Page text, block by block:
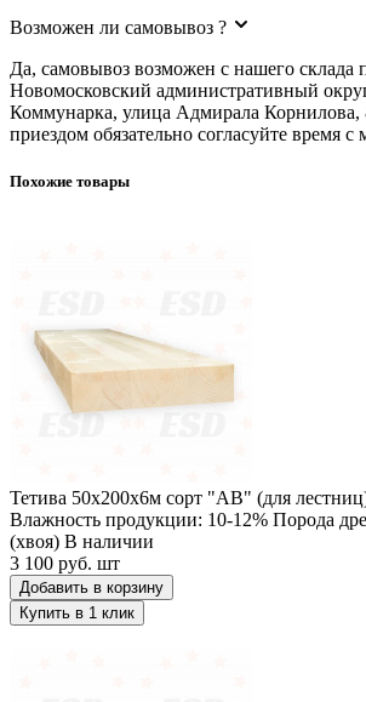
Возможен ли самовывоз ?
Да, самовывоз возможен с нашего склада
Новомосковский административный
Коммунарка, улица Адмирала Корнилова,
приездом обязательно согласуйте время
Похожие товары
Тетива 50х200х6м сорт "АВ" (для
Влажность продукции: 10-12% Порода
(хвоя) В наличии
3 100 руб. шт
Добавить в корзину
Купить в 1 клик